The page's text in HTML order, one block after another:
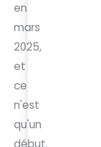
en
mars
2025,
et
ce
n'est
qu'un
début.